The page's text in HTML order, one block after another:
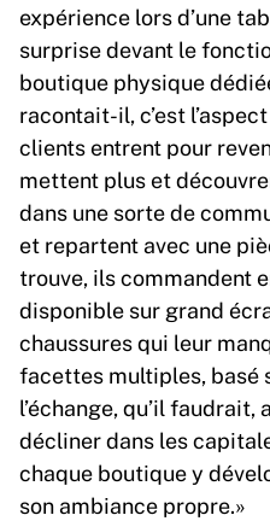
expérience lors d’une
surprise devant le
boutique physique
racontait-il, c’est
clients entrent pour
mettent plus et
dans une sorte de
et repartent avec une
trouve, ils commandent
disponible sur grand
chaussures qui leur
facettes multiples, basé
l’échange, qu’il
décliner dans les
chaque boutique y
son ambiance propre.»